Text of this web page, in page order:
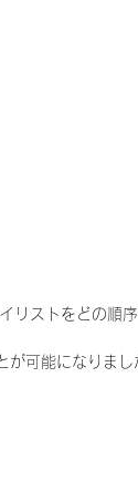
リストをどの順
可能になりまし